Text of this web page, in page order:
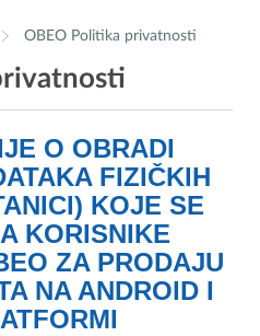
OBEO Politika privatnosti
O OBRADI
FIZIČKIH
KOJE SE
KORISNIKE
ZA PRODAJU
NA ANDROID I